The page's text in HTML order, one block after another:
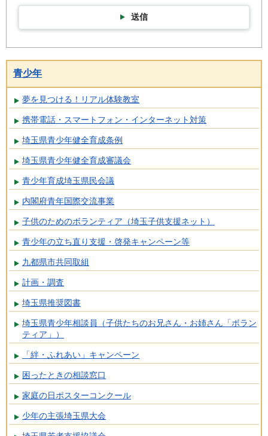
送信
青少年
夢を見つける！リアル体験教室
携帯電話・スマートフォン・インターネット対策
埼玉県青少年健全育成条例
埼玉県青少年健全育成審議会
青少年育成埼玉県民会議
内閣府青年国際交流事業
子供のためのボランティア（埼玉子供支援ネット）
青少年の立ち直り支援・啓発キャンペーン等
九都県市共同取組
計画・調査
埼玉県推奨図書
埼玉県青少年相談員（子供たちのお兄さん・お姉さん「ボラン
ティア」）
「絆・ふれあい」キャンペーン
困ったときの相談窓口
家庭の日ポスターコンクール
少年の主張埼玉県大会